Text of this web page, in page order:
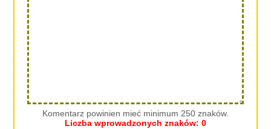
Komentarz powinien mieć minimum 250 znaków.
Liczba wprowadzonych znaków: 0